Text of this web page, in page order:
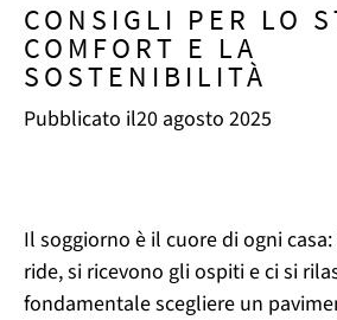
CONSIGLI PER LO
COMFORT E LA
SOSTENIBILITÀ
Pubblicato il20 agosto 2025
Il soggiorno è il cuore di ogni
ride, si ricevono gli ospiti e ci si
fondamentale scegliere un